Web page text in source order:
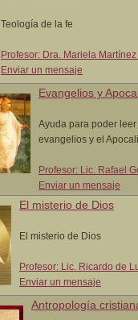
Teología de la fe
Profesor: Dra. Mariela
Enviar un mensaje
Evangelios y
Ayuda para poder
evangelios y el
Profesor: Lic. Rafael
Enviar un mensaje
El misterio de Dios
El misterio de Dios
Profesor: Lic. Ricardo de
Enviar un mensaje
Antropología